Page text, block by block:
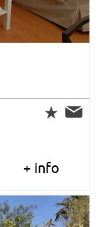
+ info